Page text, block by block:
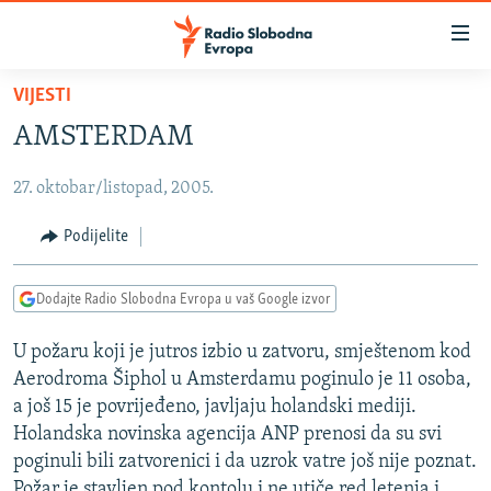
Pređite
glavni
Pređite
Pređite
pretragu
SRBIJA
KOSOVO
VIZUELNO
VIDEO
FOTOGALERIJE
INFOGRAFIKE
PODCASTI
RAT U UKRAJINI
KINA NA BALKANU
RSE PRIČE IZ SVIJETA
VIJESTI
AMSTERDAM
27. oktobar/listopad, 2005.
Podijelite
Dodajte Radio Slobodna Evropa u vaš Google izvor
U požaru koji je jutros izbio u zatvoru, smještenom kod
Aerodroma Šiphol u Amsterdamu poginulo je 11 osoba,
a još 15 je povrijeđeno, javljaju holandski mediji.
Holandska novinska agencija ANP prenosi da su svi
poginuli bili zatvorenici i da uzrok vatre još nije poznat.